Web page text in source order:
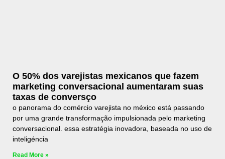
O 50% dos varejistas mexicanos que fazem
marketing conversacional aumentaram suas
taxas de conversço
o panorama do comércio varejista no méxico está passando
por uma grande transformação impulsionada pelo marketing
conversacional. essa estratégia inovadora, baseada no uso de
inteligéncia
Read More »